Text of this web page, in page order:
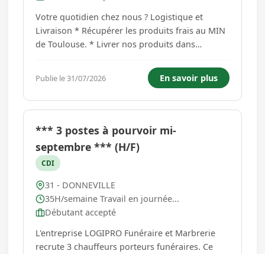
Votre quotidien chez nous ? Logistique et
Livraison * Récupérer les produits frais au MIN
de Toulouse. * Livrer nos produits dans
les commandes avant chaque tournée. *
Charger et décharger le camion (le CACES est
un plus). Conditionnement...
Publie le 31/07/2026 En savoir plus
*** 3 postes à pourvoir mi-
septembre *** (H/F)
CDI
31 - DONNEVILLE
35H/semaine Travail en journée...
Débutant accepté
L'entreprise LOGIPRO Funéraire et Marbrerie
recrute 3 chauffeurs porteurs funéraires. Ce